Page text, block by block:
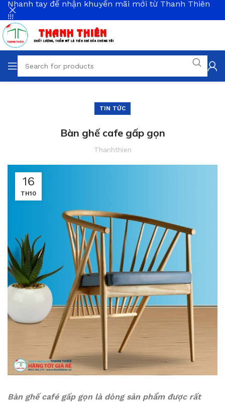
TIN TỨC
Bàn ghế cafe gấp gọn
Thanhthien
16
TH10
Bàn ghế café gấp gọn là dòng sản phẩm được rất
Nhanh tay để nhận khuyến mãi mới từ Thanh Thiên
!!!